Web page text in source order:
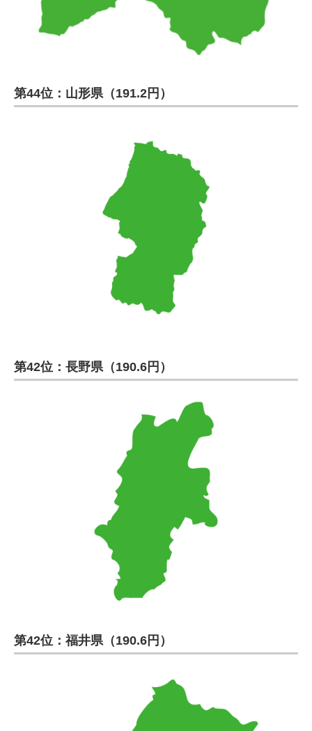
第44位：山形県（191.2円）
第42位：長野県（190.6円）
第42位：福井県（190.6円）